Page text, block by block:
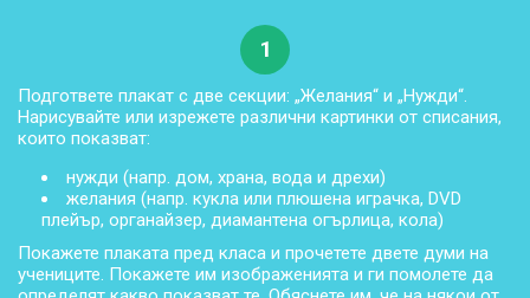
1
Подгответе плакат с две секции: „Желания“ и „Нужди“.
Нарисувайте или изрежете различни картинки от списания,
които показват:
нужди (напр. дом, храна, вода и дрехи)
желания (напр. кукла или плюшена играчка, DVD
плейър, органайзер, диамантена огърлица, кола)
Покажете плаката пред класа и прочетете двете думи на
учениците. Покажете им изображенията и ги помолете да